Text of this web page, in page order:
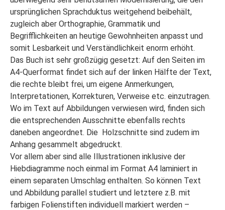
ursprünglichen Sprachduktus weitgehend beibehält,
zugleich aber Orthographie, Grammatik und
Begrifflichkeiten an heutige Gewohnheiten anpasst und
somit Lesbarkeit und Verständlichkeit enorm erhöht.
Das Buch ist sehr großzügig gesetzt: Auf den Seiten im
A4-Querformat findet sich auf der linken Hälfte der Text,
die rechte bleibt frei, um eigene Anmerkungen,
Interpretationen, Korrekturen, Verweise etc. einzutragen.
Wo im Text auf Abbildungen verwiesen wird, finden sich
die entsprechenden Ausschnitte ebenfalls rechts
daneben angeordnet. Die Holzschnitte sind zudem im
Anhang gesammelt abgedruckt.
Vor allem aber sind alle Illustrationen inklusive der
Hiebdiagramme noch einmal im Format A4 laminiert in
einem separaten Umschlag enthalten. So können Text
und Abbildung parallel studiert und letztere z.B. mit
farbigen Folienstiften individuell markiert werden –